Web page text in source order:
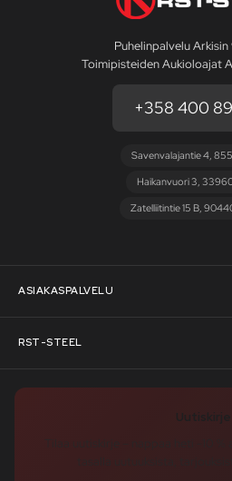
Puhelinpalvelu
Toimipisteiden Aukioloajat
+358 400
Savenvalajantie 4,
Haikanvuori 3,
Zatelliitintie 15 B,
ASIAKASPALVELU
Asiakaspalvelu
Pyydä tarjous
RST-STEEL
RST-Steelin tarina
Uutiskirje